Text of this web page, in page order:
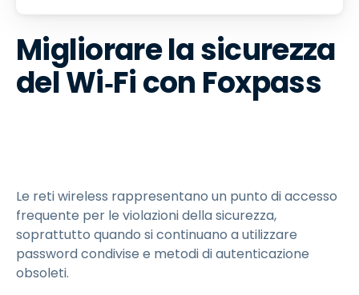
Migliorare la sicurezza
del Wi‑Fi con Foxpass
Le reti wireless rappresentano un punto di accesso
frequente per le violazioni della sicurezza,
soprattutto quando si continuano a utilizzare
password condivise e metodi di autenticazione
obsoleti.